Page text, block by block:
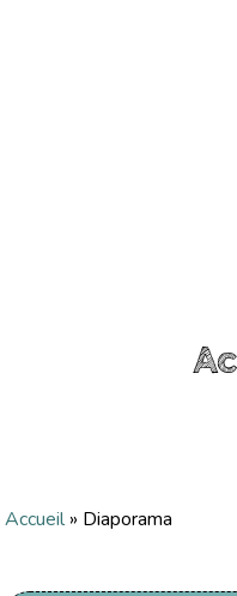
Accueil» Diaporama